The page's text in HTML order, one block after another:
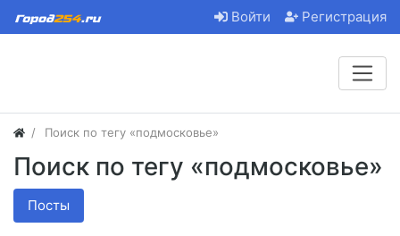
Войти Регистрация
Поиск по тегу «подмосковье»
Поиск по тегу «подмосковье»
Посты